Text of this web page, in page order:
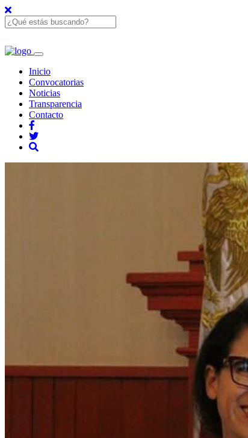
Inicio
Convocatorias
Noticias
Transparencia
Contacto